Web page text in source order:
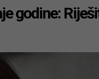
godine: